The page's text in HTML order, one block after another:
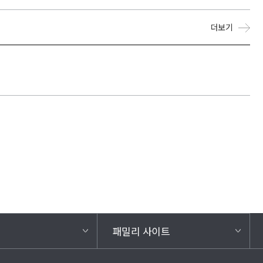
더보기
패밀리 사이트